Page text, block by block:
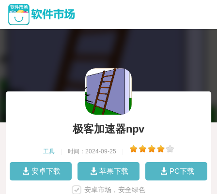
极客加速器npv
工具 时间：2024-09-25
安卓下载 苹果下载 PC下载
安卓市场，安全绿色